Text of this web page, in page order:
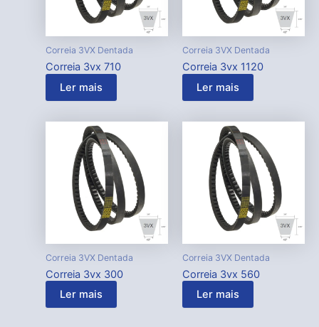
Correia 3VX Dentada
Correia 3vx 710
Ler mais
Correia 3VX Dentada
Correia 3vx 1120
Ler mais
Correia 3VX Dentada
Correia 3vx 300
Ler mais
Correia 3VX Dentada
Correia 3vx 560
Ler mais